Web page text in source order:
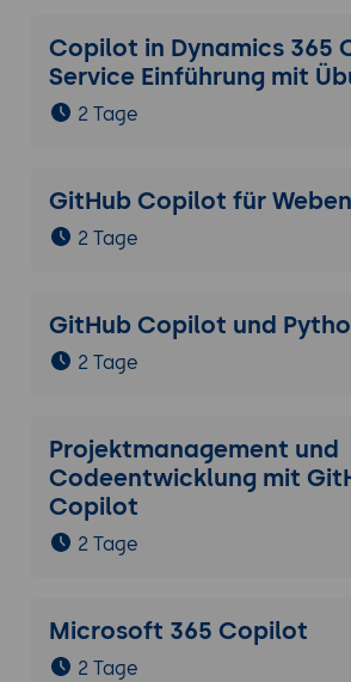
Copilot in Dynamics 365
Service Einführung mit
2 Tage
GitHub Copilot für
2 Tage
GitHub Copilot und
2 Tage
Projektmanagement und
Codeentwicklung mit
Copilot
2 Tage
Microsoft 365 Copilot
2 Tage